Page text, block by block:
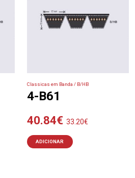
Classicas em Banda / B/HB
4-B61
40.84€ 33.20€
ADICIONAR